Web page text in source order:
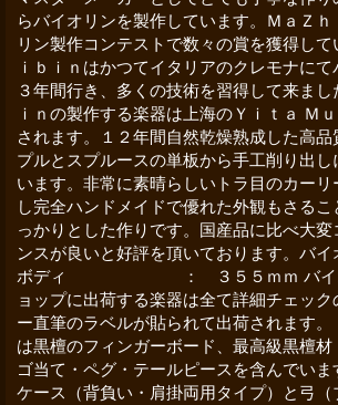
らバイオリンを製作しています。ＭａＺ
リン製作コンテストで数々の賞を獲得して
ｉｂｉｎはかつてイタリアのクレモナに
３年間行き、多くの技術を習得して来まし
ｉｎの製作する楽器は上海のＹｉｔａ Ｍ
されます。１２年間自然乾燥熟成した高
プルとスプルースの単板から手工削り出し
います。非常に素晴らしいトラ目のカーリ
し完全ハンドメイドで優れた外観もさるこ
っかりとした作りです。国産品に比べ大
ンスが良いと好評を頂いております。バ
ボディ ： ３５５ｍｍ バイオ
ョップに出荷する楽器は全て詳細チェック
ー直筆のラベルが貼られて出荷されます
は黒檀のフィンガーボード、最高級黒檀材
ゴ当て・ペグ・テールピースを含んでい
ケース（背負い・肩掛両用タイプ）と弓（